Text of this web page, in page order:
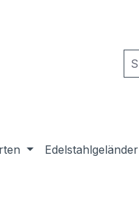
Edelstahlgeländer